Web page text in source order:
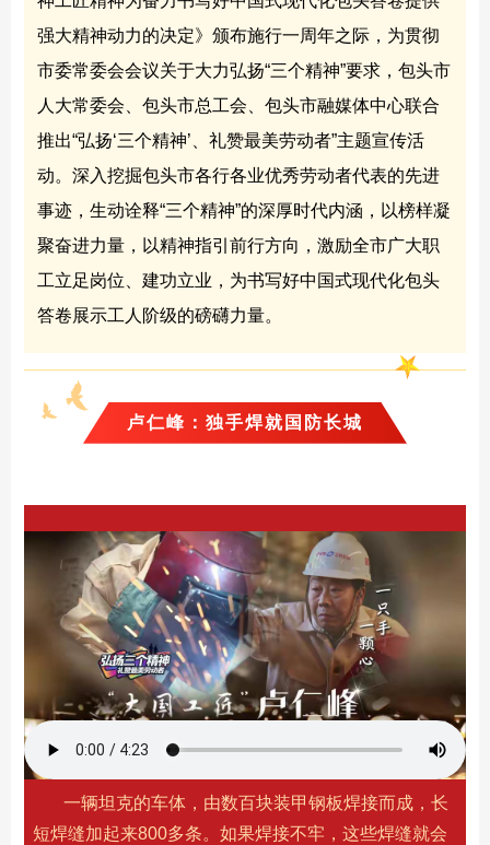
强大精神动力的决定》颁布施行一周年之际，为贯彻
市委常委会会议关于大力弘扬“三个精神”要求，包头市
人大常委会、包头市总工会、包头市融媒体中心联合
推出“弘扬‘三个精神’、礼赞最美劳动者”主题宣传活
动。深入挖掘包头市各行各业优秀劳动者代表的先进
事迹，生动诠释“三个精神”的深厚时代内涵，以榜样凝
聚奋进力量，以精神指引前行方向，激励全市广大职
工立足岗位、建功立业，为书写好中国式现代化包头
答卷展示工人阶级的磅礴力量。
卢仁峰：独手焊就国防长城
一辆坦克的车体，由数百块装甲钢板焊接而成，长
短焊缝加起来800多条。如果焊接不牢，这些焊缝就会